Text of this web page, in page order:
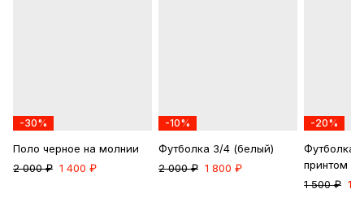
-30%
Поло черное на молнии
2 000 ₽ 1 400 ₽
-10%
Футболка 3/4 (белый)
2 000 ₽ 1 800 ₽
-20%
Футболка
принтом
1 500 ₽ 1